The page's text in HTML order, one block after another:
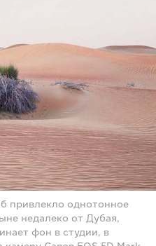
привлекло однотонное
недалеко от Дубая,
фон в студии, в